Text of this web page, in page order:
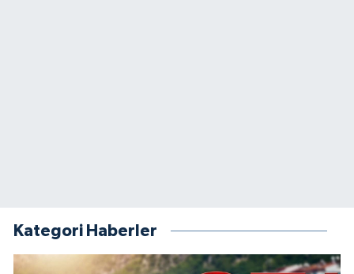
Kategori Haberler